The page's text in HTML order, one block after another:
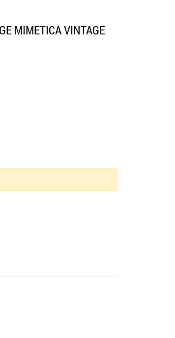
MIMETICA VINTAGE